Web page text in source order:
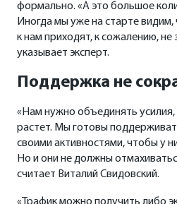
формально. «А это большое
Иногда мы уже на старте
к нам приходят, к сожалению,
указывает эксперт.
Поддержка не
«Нам нужно объединять
растет. Мы готовы
своими активностями, чтобы у
Но и они не должны
считает Виталий Свидовский.